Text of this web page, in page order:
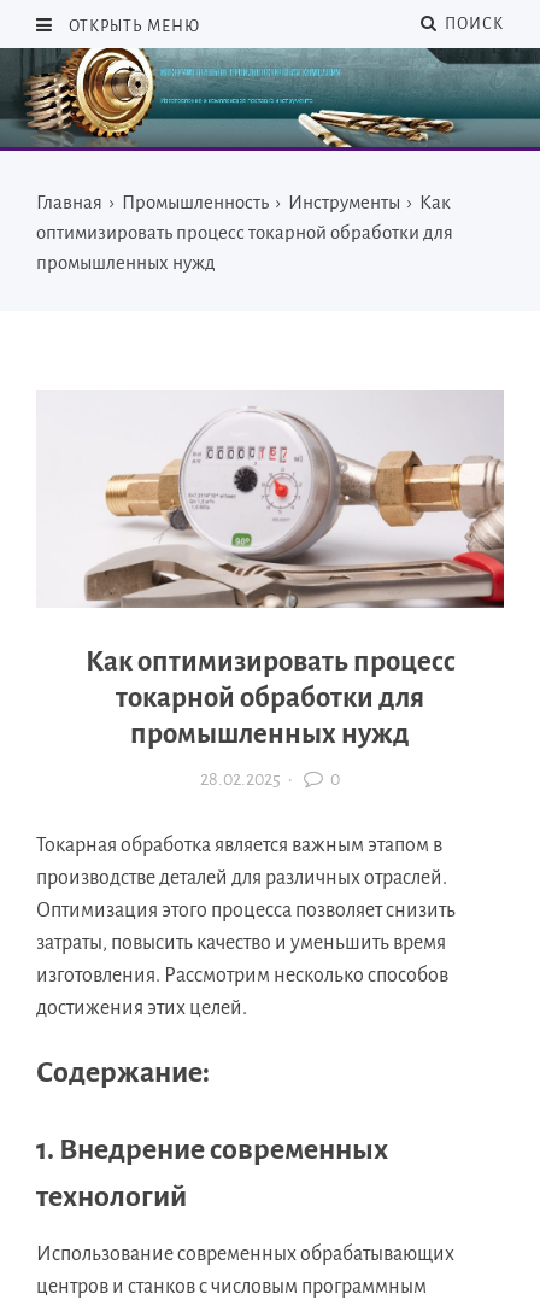
ОТКРЫТЬ МЕНЮ ПОИСК
Главная › Промышленность › Инструменты › Как
оптимизировать процесс токарной обработки для
промышленных нужд
Как оптимизировать процесс
токарной обработки для
промышленных нужд
28.02.2025 · 0
Токарная обработка является важным этапом в
производстве деталей для различных отраслей.
Оптимизация этого процесса позволяет снизить
затраты, повысить качество и уменьшить время
изготовления. Рассмотрим несколько способов
достижения этих целей.
Содержание:
1. Внедрение современных
технологий
Использование современных обрабатывающих
центров и станков с числовым программным